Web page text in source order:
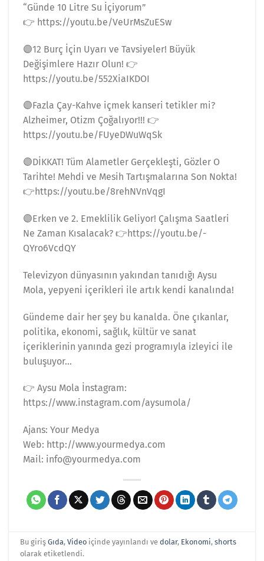
“Günde 10 Litre Su İçiyorum”
👉 https://youtu.be/VeUrMsZuESw
🟣12 Burç İçin Uyarı ve Tavsiyeler! Büyük
Değişimlere Hazır Olun! 👉
https://youtu.be/552XiaIKDOI
🟣Fazla Çay-Kahve içmek kanseri tetikler mi?
Alzheimer, Otizm Çoğalıyor!!! 👉
https://youtu.be/FUyeDWuWqSk
🟣DİKKAT! Tüm Alametler Gerçekleşti, Gözler O
Tarihte! Mehdi ve Mesih Tartışmalarına Son Nokta!
👉https://youtu.be/8rehNVnVqgI
🟣Erken ve 2. Emeklilik Geliyor! Çalışma Saatleri
Ne Zaman Kısalacak? 👉https://youtu.be/-
QYro6VcdQY
Televizyon dünyasının yakından tanıdığı Aysu
Mola, yepyeni içerikleri ile artık kendi kanalında!
Gündeme dair her şey bu kanalda. Öne çıkanlar,
politika, ekonomi, sağlık, kültür ve sanat
içeriklerinin yanında gezi programıyla izleyici ile
buluşuyor…
👉 Aysu Mola İnstagram:
https://www.instagram.com/aysumola/
Ajans: Your Medya
Web: http://www.yourmedya.com
Mail: info@yourmedya.com
Bu girişGıda,Video içinde yayınlandı vedolar, Ekonomi,shorts
olarak etiketlendi.